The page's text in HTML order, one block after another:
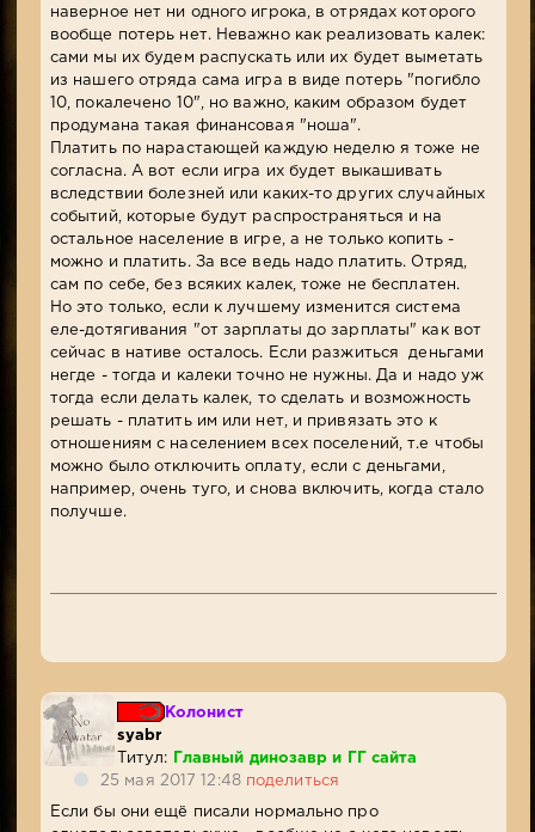
наверное нет ни одного игрока, в отрядах которого
вообще потерь нет. Неважно как реализовать калек:
сами мы их будем распускать или их будет выметать
из нашего отряда сама игра в виде потерь "погибло
10, покалечено 10", но важно, каким образом будет
продумана такая финансовая "ноша".
Платить по нарастающей каждую неделю я тоже не
согласна. А вот если игра их будет выкашивать
вследствии болезней или каких-то других случайных
событий, которые будут распространяться и на
остальное население в игре, а не только копить -
можно и платить. За все ведь надо платить. Отряд,
сам по себе, без всяких калек, тоже не бесплатен.
Но это только, если к лучшему изменится система
еле-дотягивания "от зарплаты до зарплаты" как вот
сейчас в нативе осталось. Если разжиться деньгами
негде - тогда и калеки точно не нужны. Да и надо уж
тогда если делать калек, то сделать и возможность
решать - платить им или нет, и привязать это к
отношениям с населением всех поселений, т.е чтобы
можно было отключить оплату, если с деньгами,
например, очень туго, и снова включить, когда стало
получше.
Колонист
syabr
Титул:
Главный динозавр и ГГ сайта
25 мая 2017 12:48 поделиться
Если бы они ещё писали нормально про